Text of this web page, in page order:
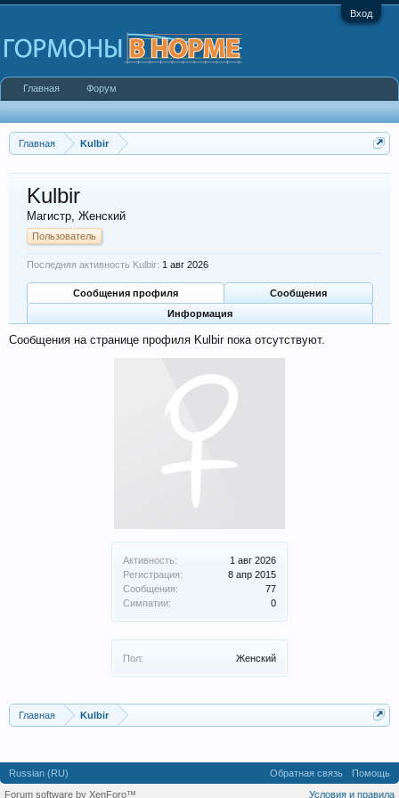
Вход
Главная Kulbir
Активность:
1 авг 2026
Регистрация:
8 апр 2015
Сообщения:
77
Симпатии:
0
Пол: Женский
Kulbir
Магистр, Женский
Пользователь
Последняя активность Kulbir: 1 авг 2026
Сообщения профиля
Сообщения
Информация
Сообщения на странице профиля Kulbir пока отсутствуют.
Главная Kulbir
Главная Форум
Russian (RU) Обратная связь
Помощь
Условия и правила
Forum software by XenForo™